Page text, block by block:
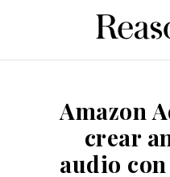
Amazon
crear
audio